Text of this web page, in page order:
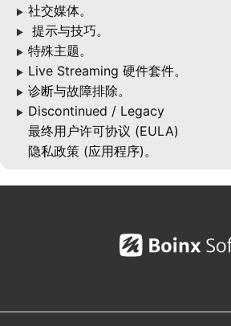
▶ 社交媒体。
▶ 提示与技巧。
▶ 特殊主题。
▶ Live Streaming 硬件套件。
▶ 诊断与故障排除。
▶ Discontinued / Legacy
最终用户许可协议 (EULA)
隐私政策 (应用程序)。